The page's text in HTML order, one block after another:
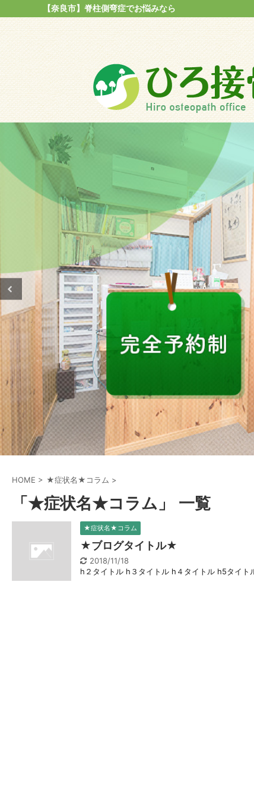
【奈良市】脊柱側弯症でお悩みなら
HOME > ★症状名★コラム >
「★症状名★コラム」 一覧
★症状名★コラム
★ブログタイトル★
2018/11/18
h２タイトル h３タイトル h４タイトル h5タイト